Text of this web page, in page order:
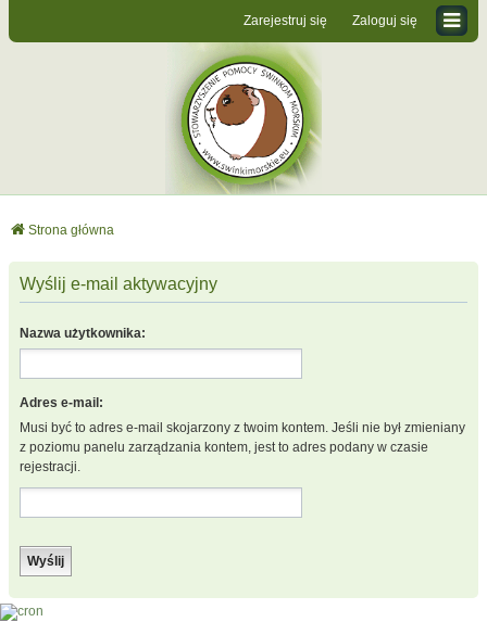
Zaloguj się
Zarejestruj się
Strona główna
Wyślij e-mail aktywacyjny
Nazwa użytkownika:
Adres e-mail:
Musi być to adres e-mail skojarzony z twoim kontem. Jeśli nie był zmieniany
z poziomu panelu zarządzania kontem, jest to adres podany w czasie
rejestracji.